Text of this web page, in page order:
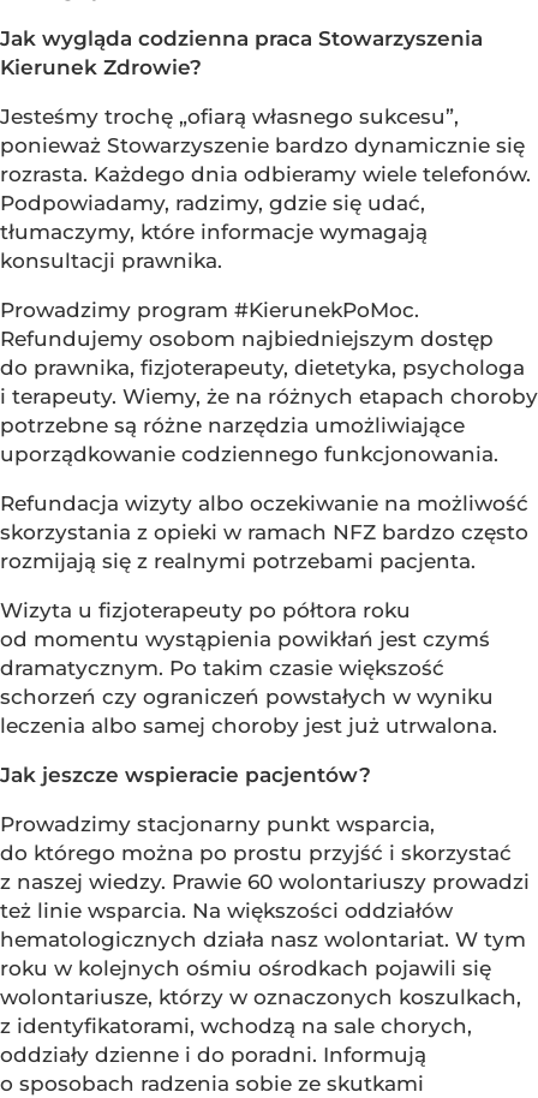
Jak wygląda codzienna praca Stowarzyszenia
Kierunek Zdrowie?
Jesteśmy trochę „ofiarą własnego sukcesu”,
ponieważ Stowarzyszenie bardzo dynamicznie się
rozrasta. Każdego dnia odbieramy wiele telefonów.
Podpowiadamy, radzimy, gdzie się udać,
tłumaczymy, które informacje wymagają
konsultacji prawnika.
Prowadzimy program #KierunekPoMoc.
Refundujemy osobom najbiedniejszym dostęp
do prawnika, fizjoterapeuty, dietetyka, psychologa
i terapeuty. Wiemy, że na różnych etapach choroby
potrzebne są różne narzędzia umożliwiające
uporządkowanie codziennego funkcjonowania.
Refundacja wizyty albo oczekiwanie na możliwość
skorzystania z opieki w ramach NFZ bardzo często
rozmijają się z realnymi potrzebami pacjenta.
Wizyta u fizjoterapeuty po półtora roku
od momentu wystąpienia powikłań jest czymś
dramatycznym. Po takim czasie większość
schorzeń czy ograniczeń powstałych w wyniku
leczenia albo samej choroby jest już utrwalona.
Jak jeszcze wspieracie pacjentów?
Prowadzimy stacjonarny punkt wsparcia,
do którego można po prostu przyjść i skorzystać
z naszej wiedzy. Prawie 60 wolontariuszy prowadzi
też linie wsparcia. Na większości oddziałów
hematologicznych działa nasz wolontariat. W tym
roku w kolejnych ośmiu ośrodkach pojawili się
wolontariusze, którzy w oznaczonych koszulkach,
z identyfikatorami, wchodzą na sale chorych,
oddziały dzienne i do poradni. Informują
o sposobach radzenia sobie ze skutkami